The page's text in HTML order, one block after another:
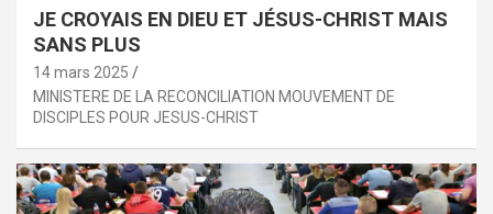
JE CROYAIS EN DIEU ET JÉSUS-CHRIST MAIS
SANS PLUS
14 mars 2025
MINISTERE DE LA RECONCILIATION MOUVEMENT DE
DISCIPLES POUR JESUS-CHRIST